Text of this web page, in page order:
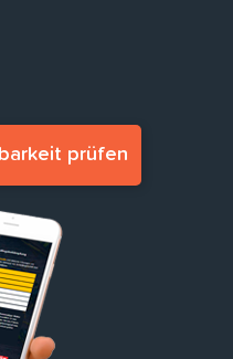
prüfen